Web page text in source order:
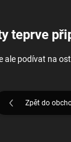
teprve
ale podívat na
Zpět do